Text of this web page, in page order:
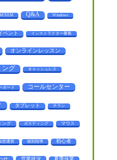
XEM Q&A Windows
ベント インストラクター募集
オンラインレッスン
ング キャッシュレス
ボード コールセンター
タブレット チラシ
ング ポスティング マウス
想通貨 個別指導 初心者
せ 営業状況 夏季休業